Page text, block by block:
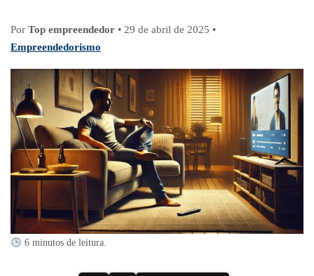
Por Top empreendedor • 29 de abril de 2025 •
Empreendedorismo
6 minutos de leitura.